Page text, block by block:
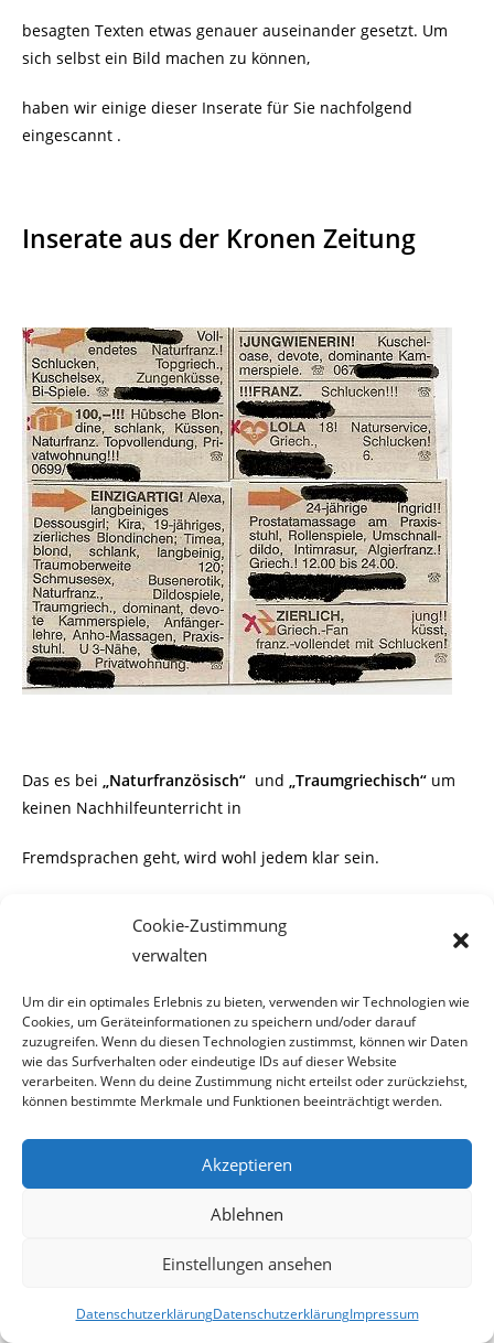
Cookie-Zustimmung
verwalten
Um dir ein optimales Erlebnis zu bieten, verwenden wir Technologien wie
Cookies, um Geräteinformationen zu speichern und/oder darauf
zuzugreifen. Wenn du diesen Technologien zustimmst, können wir Daten
wie das Surfverhalten oder eindeutige IDs auf dieser Website
verarbeiten. Wenn du deine Zustimmung nicht erteilst oder zurückziehst,
können bestimmte Merkmale und Funktionen beeinträchtigt werden.
Akzeptieren
Ablehnen
Einstellungen ansehen
DatenschutzerklärungDatenschutzerklärungImpressum
besagten Texten etwas genauer auseinander gesetzt. Um
sich selbst ein Bild machen zu können,
haben wir einige dieser Inserate für Sie nachfolgend
eingescannt .
Inserate aus der Kronen Zeitung
Das es bei „Naturfranzösisch“ und „Traumgriechisch“ um
keinen Nachhilfeunterricht in
Fremdsprachen geht, wird wohl jedem klar sein.
„Prostatamassage am Praxisstuhl“
Therapie handeln.
klassischer Musik zu tun haben und
„Vollendung mit Schlucken“, wollen wir nicht näher